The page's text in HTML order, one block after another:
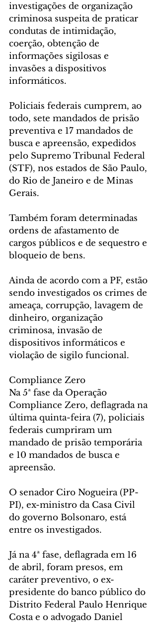
investigações de organização
criminosa suspeita de praticar
condutas de intimidação,
coerção, obtenção de
informações sigilosas e
invasões a dispositivos
informáticos.
Policiais federais cumprem, ao
todo, sete mandados de prisão
preventiva e 17 mandados de
busca e apreensão, expedidos
pelo Supremo Tribunal Federal
(STF), nos estados de São Paulo,
do Rio de Janeiro e de Minas
Gerais.
Também foram determinadas
ordens de afastamento de
cargos públicos e de sequestro e
bloqueio de bens.
Ainda de acordo com a PF, estão
sendo investigados os crimes de
ameaça, corrupção, lavagem de
dinheiro, organização
criminosa, invasão de
dispositivos informáticos e
violação de sigilo funcional.
Compliance Zero
Na 5ª fase da Operação
Compliance Zero, deflagrada na
última quinta-feira (7), policiais
federais cumpriram um
mandado de prisão temporária
e 10 mandados de busca e
apreensão.
O senador Ciro Nogueira (PP-
PI), ex-ministro da Casa Civil
do governo Bolsonaro, está
entre os investigados.
Já na 4ª fase, deflagrada em 16
de abril, foram presos, em
caráter preventivo, o ex-
presidente do banco público do
Distrito Federal Paulo Henrique
Costa e o advogado Daniel